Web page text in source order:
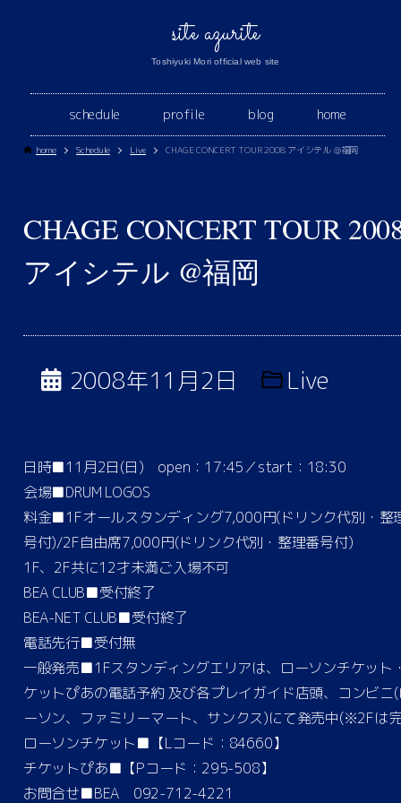
site azurite
Toshiyuki Mori official web site
schedule profile blog home
home Schedule Live CHAGE CONCERT TOUR 2008 アイシテル @福岡
CHAGE CONCERT TOUR
アイシテル @福岡
2008年11月2日 Live
日時■11月2日(日) open：17:45／start：18:30
会場■DRUM LOGOS
料金■1Fオールスタンディング7,000円(ドリンク代別・整
号付)/2F自由席7,000円(ドリンク代別・整理番号付)
1F、2F共に12才未満ご入場不可
BEA CLUB■受付終了
BEA-NET CLUB■受付終了
電話先行■受付無
一般発売■1Fスタンディングエリアは、ローソンチケット
ケットぴあの電話予約 及び各プレイガイド店頭、コンビニ
ーソン、ファミリーマート、サンクス)にて発売中(※2Fは
ローソンチケット■【Lコード：84660】
チケットぴあ■【Pコード：295-508】
お問合せ■BEA 092-712-4221